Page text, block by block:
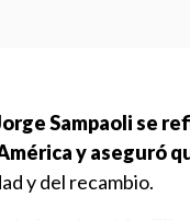
Sampaoli se
y aseguró
y del recambio.